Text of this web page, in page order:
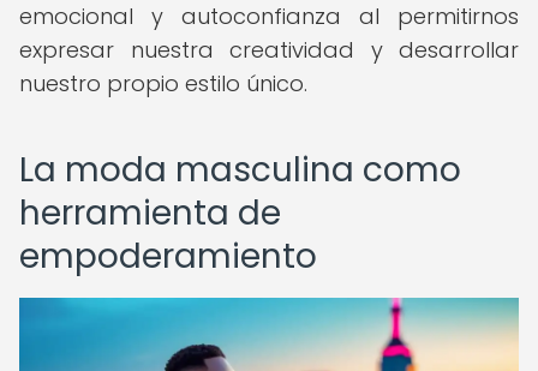
emocional y autoconfianza al permitirnos
expresar nuestra creatividad y desarrollar
nuestro propio estilo único.
La moda masculina como
herramienta de
empoderamiento